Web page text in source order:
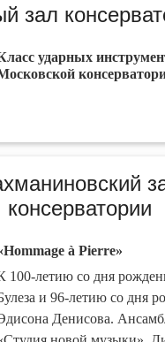
зал
ударных
консерватории
à Pierre»
100-летию со дня
и 96-летию со дня
Денисова.
новой музыки».